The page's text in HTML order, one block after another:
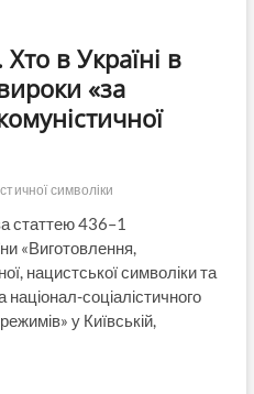
в Україні в
«за
символіки
статтею 436–1
«Виготовлення,
нацистської символіки та
націонал-соціалістичного
у Київській,